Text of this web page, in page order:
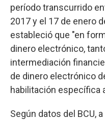
período transcurrido
2017 y el 17 de enero
estableció que "en
dinero electrónico,
intermediación
de dinero electrónico
habilitación específica
Según datos del BCU,